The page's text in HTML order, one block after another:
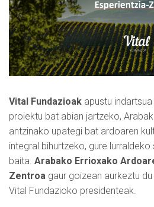
Vital Fundazioak apustu
proiektu bat abian jartzeko,
antzinako upategi bat ardoaren
integral bihurtzeko, gure
baita. Arabako Errioxako
Zentroa gaur goizean aurkeztu du
Vital Fundazioko presidenteak.